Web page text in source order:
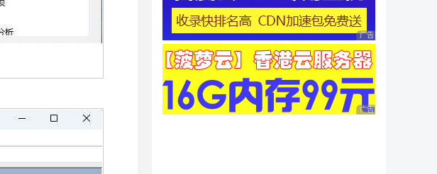
广告 商业广告，理性
广告 商业广告，理性